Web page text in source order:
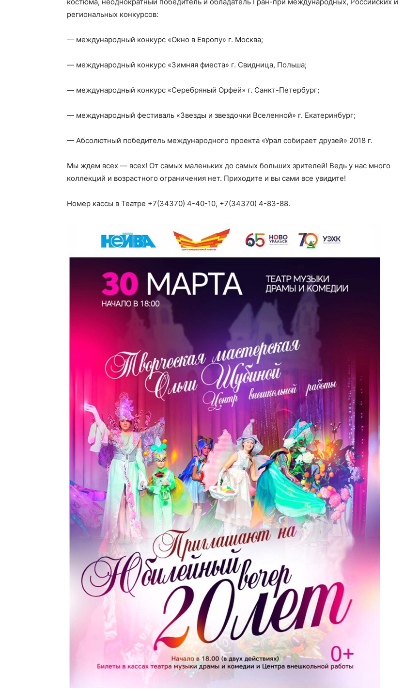
региональных конкурсов:
— международный конкурс «Окно в Европу» г. Москва;
— международный конкурс «Зимняя фиеста» г. Свидница, Польша;
— международный конкурс «Серебряный Орфей» г. Санкт-Петербург;
— международный фестиваль «Звезды и звездочки Вселенной» г. Екатеринбург;
— Абсолютный победитель международного проекта «Урал собирает друзей» 2018 г.
Мы ждем всех — всех! От самых маленьких до самых больших зрителей! Ведь у нас много
коллекций и возрастного ограничения нет. Приходите и вы сами все увидите!
Номер кассы в Театре +7(34370) 4-40-10, +7(34370) 4-83-88.